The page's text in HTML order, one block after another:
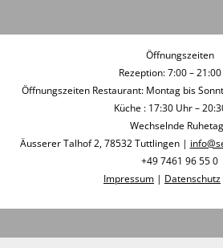
Öffnungszeiten
Rezeption: 7:00 –
Öffnungszeiten Restaurant: Montag bis
Küche : 17:30 Uhr –
Wechselnde
Äusserer Talhof 2, 78532 Tuttlingen |
+49 7461 96 55 0
Impressum | Datenschutz